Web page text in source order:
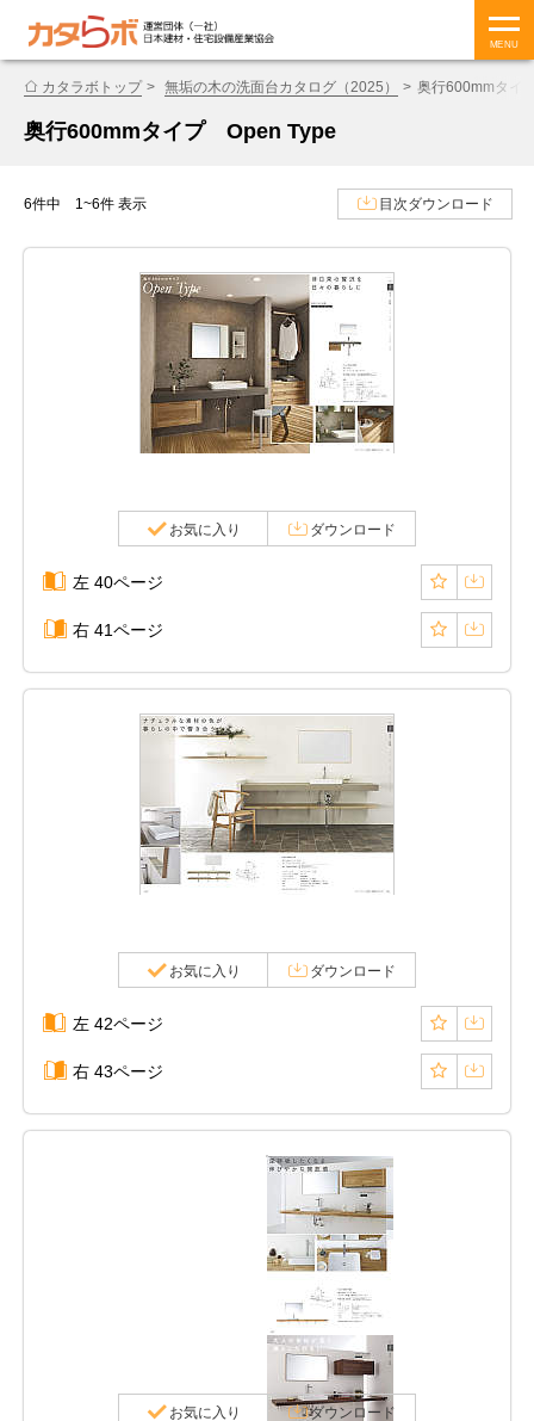
MENU
カタラボトップ 無垢の木の洗面台カタログ（2025） 奥行600mmタイ
奥行600mmタイプ Open Type
6件中 1~6件 表示 目次ダウンロード
お気に入り ダウンロード
左 40ページ
右 41ページ
お気に入り ダウンロード
左 42ページ
右 43ページ
お気に入り ダウンロード